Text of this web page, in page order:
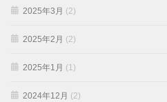
2025年3月 (2)
2025年2月 (2)
2025年1月 (1)
2024年12月 (2)